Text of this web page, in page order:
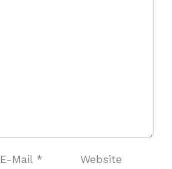
E-Mail * Website